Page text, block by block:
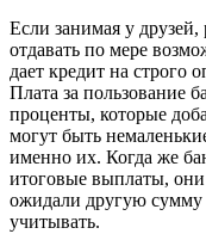
Если занимая у
отдавать по мере
дает кредит на строго
Плата за пользование
проценты, которые
могут быть
именно их. Когда же
итоговые выплаты,
ожидали другую
учитывать.